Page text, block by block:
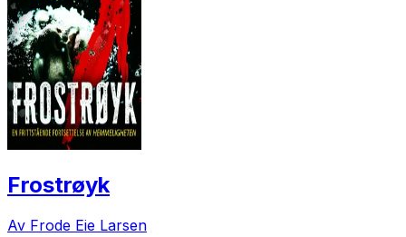
Frostrøyk
Av Frode Eie Larsen